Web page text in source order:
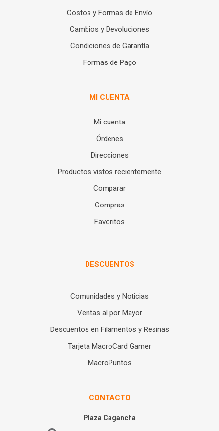
Costos y Formas de Envío
Cambios y Devoluciones
Condiciones de Garantía
Formas de Pago
MI CUENTA
Mi cuenta
Órdenes
Direcciones
Productos vistos recientemente
Comparar
Compras
Favoritos
DESCUENTOS
Comunidades y Noticias
Ventas al por Mayor
Descuentos en Filamentos y Resinas
Tarjeta MacroCard Gamer
MacroPuntos
CONTACTO
Plaza Cagancha